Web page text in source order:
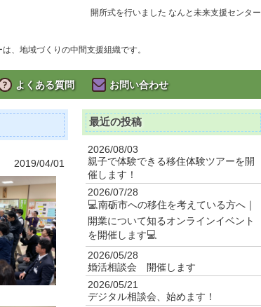
開所式を行いました なんと未来支援センター
、地域づくりの中間支援組織です。
よくある質問 お問い合わせ
2019/04/01
最近の投稿
2026/08/03
親子で体験できる移住体験ツアーを開
催します！
2026/07/28
💻南砺市への移住を考えている方へ｜
開業について知るオンラインイベント
を開催します💻
2026/05/28
婚活相談会 開催します
2026/05/21
デジタル相談会、始めます！